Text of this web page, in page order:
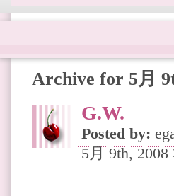
Archive for 5月
G.W.
Posted by:
5月 9th,